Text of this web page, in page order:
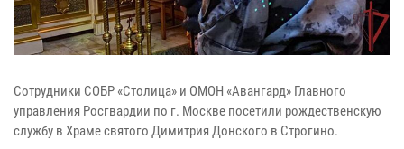
Сотрудники СОБР «Столица» и ОМОН «Авангард» Главного
управления Росгвардии по г. Москве посетили рождественскую
службу в Храме святого Димитрия Донского в Строгино.